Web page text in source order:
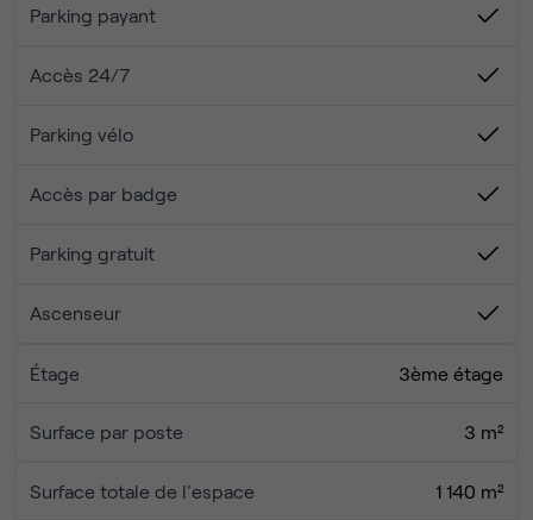
Parking payant
Accès 24/7
Parking vélo
Accès par badge
Parking gratuit
Ascenseur
Étage 3ème étage
Surface par poste 3 m²
Surface totale de l'espace 1 140 m²